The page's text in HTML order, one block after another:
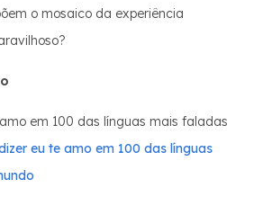
o mosaico da experiência
em 100 das línguas mais faladas
eu te amo em 100 das línguas